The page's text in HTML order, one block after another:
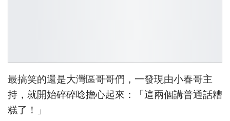
最搞笑的還是大灣區哥哥們，一發現由小春哥主
持，就開始碎碎唸擔心起來：「這兩個講普通話糟
糕了！」